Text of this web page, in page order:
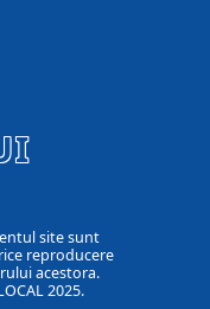
site sunt
reproducere
acestora.
2025.